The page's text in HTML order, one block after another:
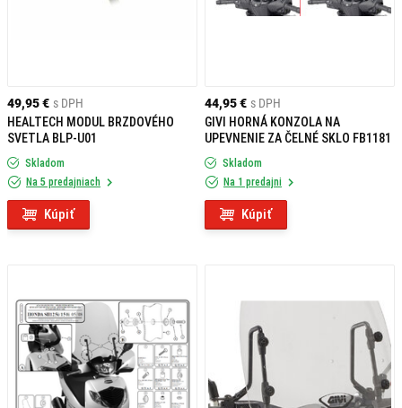
49,95 € s DPH
HEALTECH MODUL BRZDOVÉHO
SVETLA BLP-U01
Skladom
Na 5 predajniach
Kúpiť
44,95 € s DPH
GIVI HORNÁ KONZOLA NA
UPEVNENIE ZA ČELNÉ SKLO FB1181
Skladom
Na 1 predajni
Kúpiť